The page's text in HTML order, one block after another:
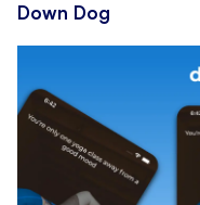
Down Dog